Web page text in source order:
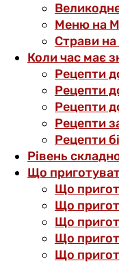
Меню на
Страви на
Коли час має
Рецепти
Рецепти
Рецепти
Рецепти
Рецепти
Рівень
Що
Що
Що
Що
Що
Що